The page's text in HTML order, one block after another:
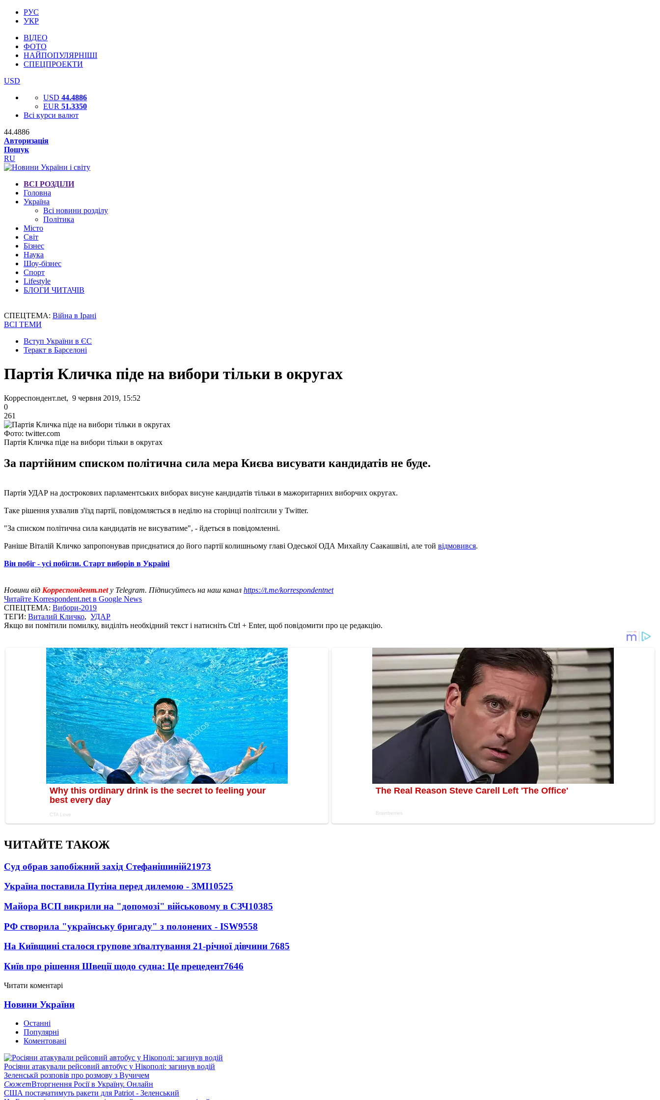
РУС
УКР
ВІДЕО
ФОТО
НАЙПОПУЛЯРНІШІ
СПЕЦПРОЕКТИ
USD
USD 44.4886
EUR 51.3350
Всі курси валют
44.4886
Авторизація
Пошук
RU
ВСІ РОЗДІЛИ
Головна
Україна
Всі новини розділу
Політика
Місто
Світ
Бізнес
Наука
Шоу-бізнес
Спорт
Lifestyle
БЛОГИ ЧИТАЧІВ
СПЕЦТЕМА: Війна в Ірані
ВСІ ТЕМИ
Вступ України в ЄС
Теракт в Барселоні
Партія Кличка піде на вибори тільки в округах
Корреспондент.net, 9 червня 2019, 15:52
0
261
Фото: twitter.com
Партія Кличка піде на вибори тільки в округах
За партійним списком політична сила мера Києва висувати кандидатів не буде.
Партія УДАР на дострокових парламентських виборах висуне кандидатів тільки в мажоритарних виборчих округах.
Таке рішення ухвалив з'їзд партії, повідомляється в неділю на сторінці політсили у Twitter.
"За списком політична сила кандидатів не висуватиме", - йдеться в повідомленні.
Раніше Віталій Кличко запропонував приєднатися до його партії колишньому главі Одеської ОДА Михайлу Саакашвілі, але той відмовився.
Він побіг - усі побігли. Старт виборів в Україні
Новини від Корреспондент.netу Telegram. Підписуйтесь на наш канал https://t.me/korrespondentnet
Читайте Korrespondent.net в Google News
СПЕЦТЕМА: Вибори-2019
ТЕГИ: Виталий Кличко, УДАР
Якщо ви помітили помилку, виділіть необхідний текст і натисніть Ctrl + Enter, щоб повідомити про це редакцію.
ЧИТАЙТЕ ТАКОЖ
Суд обрав запобіжний захід Стефанішиній21973
Україна поставила Путіна перед дилемою - ЗМІ10525
Майора ВСП викрили на "допомозі" військовому в СЗЧ10385
РФ створила "українську бригаду" з полонених - ISW9558
На Київщині сталося групове зґвалтування 21-річної дівчини 7685
Київ про рішення Швеції щодо судна: Це прецедент7646
Читати коментарі
Новини України
Останні
Популярні
Коментовані
Росіяни атакували рейсовий автобус у Нікополі: загинув водій
Зеленськй розповів про розмову з Вучичем
СюжетВторгнення Росії в Україну. Онлайн
США постачатимуть ракети для Patriot - Зеленський